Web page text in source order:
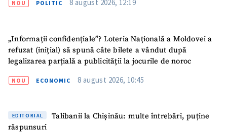
NOU POLITIC 8 august 2026, 12:19
„Informații confidențiale”? Loteria Națională a Moldovei a
refuzat (inițial) să spună câte bilete a vândut după
legalizarea parțială a publicității la jocurile de noroc
NOU ECONOMIC 8 august 2026, 10:45
EDITORIAL
Talibanii la Chișinău: multe întrebări, puține
răspunsuri
Titlu știre
+ Adaugă titlu